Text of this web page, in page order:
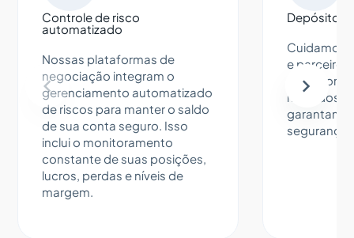
Controle de risco
automatizado
Nossas plataformas de
negociação integram o
gerenciamento automatizado
de riscos para manter o saldo
de sua conta seguro. Isso
inclui o monitoramento
constante de suas posições,
lucros, perdas e níveis de
margem.
Depósitos
Cuidamos
e
da
métodos
garantam
segurança.